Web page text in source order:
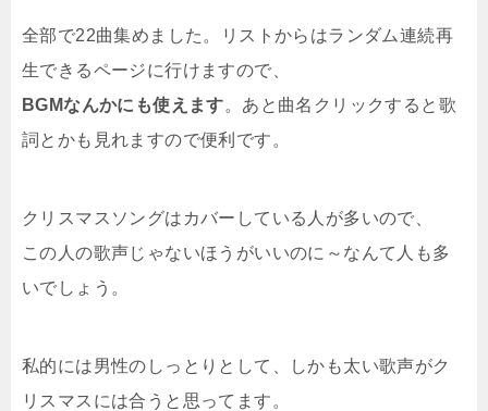
全部で22曲集めました。リストからはランダム連続再
生できるページに行けますので、
BGMなんかにも使えます。あと曲名クリックすると歌
詞とかも見れますので便利です。
クリスマスソングはカバーしている人が多いので、
この人の歌声じゃないほうがいいのに～なんて人も多
いでしょう。
私的には男性のしっとりとして、しかも太い歌声がク
リスマスには合うと思ってます。